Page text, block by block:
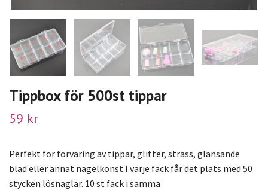
Tippbox för 500st tippar
59 kr
Perfekt för förvaring av tippar, glitter, strass, glänsande
blad eller annat nagelkonst.I varje fack får det plats med 50
stycken lösnaglar. 10 st fack i samma